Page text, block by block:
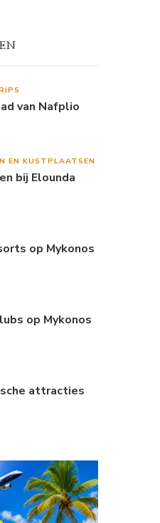
van Nafplio
EN KUSTPLAATSEN
bij Elounda
op Mykonos
op Mykonos
attracties